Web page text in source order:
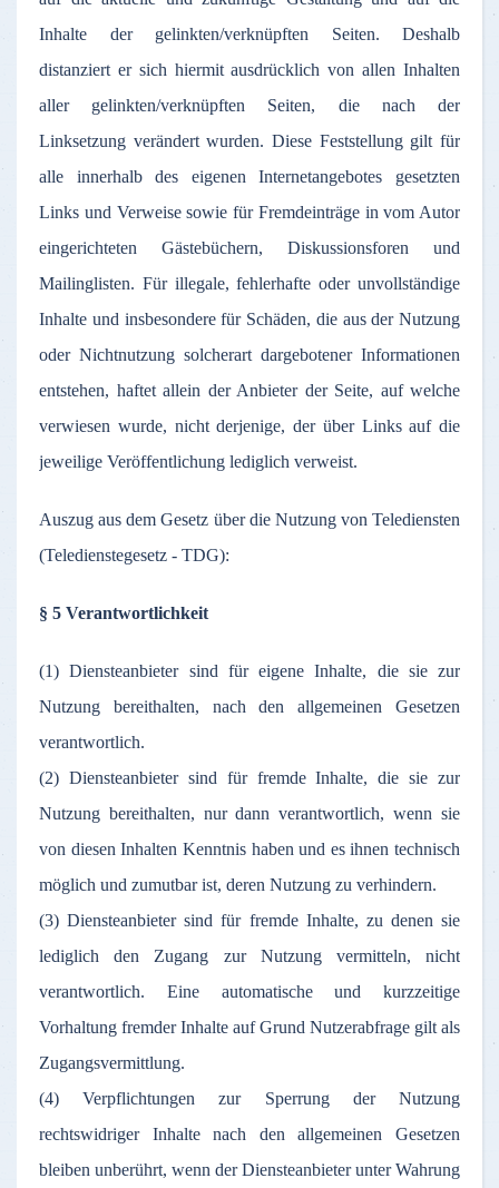
Inhalte
der gelinkten/verknüpften Seiten. Deshalb
distanziert er sich hiermit ausdrücklich vonallen Inhalten
aller
gelinkten/verknüpften Seiten, die nach
der
Linksetzung verändert wurden.Diese Feststellunggiltfür
alle
innerhalbdes eigenen Internetangebotes
gesetzten
Links und Verweise sowie für Fremdeinträgeinvom Autor
eingerichteten
Gästebüchern, Diskussionsforen und
Mailinglisten. Für illegale,fehlerhafte oder unvollständige
Inhalte und insbesondere für Schäden, die aus der Nutzung
oder Nichtnutzung solcherart dargebotener Informationen
entstehen, haftet allein der Anbieter der Seite, auf welche
verwiesen wurde, nicht derjenige, der überLinksaufdie
jeweilige Veröffentlichung lediglich verweist.
Auszug aus dem Gesetz über die Nutzung von Telediensten
(Teledienstegesetz - TDG):
§ 5 Verantwortlichkeit
(1) Diensteanbieter sind für eigene Inhalte, die sie zur
Nutzung bereithalten, nach den allgemeinen Gesetzen
verantwortlich.
(2) Diensteanbieter sind für fremde Inhalte, die sie zur
Nutzung bereithalten, nur dann verantwortlich, wenn sie
von diesen Inhalten Kenntnis haben und es ihnen technisch
möglich und zumutbar ist, deren Nutzung zu verhindern.
(3) Diensteanbieter sind für fremde Inhalte, zu denen sie
lediglich den Zugang zur Nutzung vermitteln, nicht
verantwortlich. Eine automatische und kurzzeitige
Vorhaltung fremder Inhalte auf Grund Nutzerabfrage gilt als
Zugangsvermittlung.
(4) Verpflichtungen zur Sperrung der Nutzung
rechtswidriger Inhalte nach den allgemeinen Gesetzen
bleiben unberührt, wenn der Diensteanbieter unter Wahrung